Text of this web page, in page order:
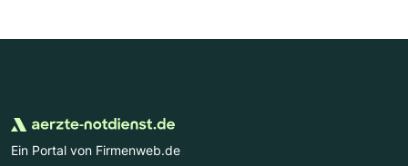
Ein Portal von Firmenweb.de